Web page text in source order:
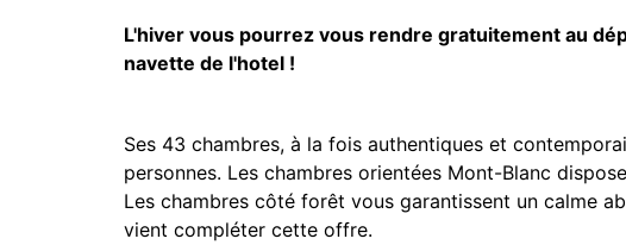
L'hiver vous pourrez vous rendre gratuitement au
navette de l'hotel !
Ses 43 chambres, à la fois authentiques et
personnes. Les chambres orientées Mont-Blanc
Les chambres côté forêt vous garantissent un calme
vient compléter cette offre.